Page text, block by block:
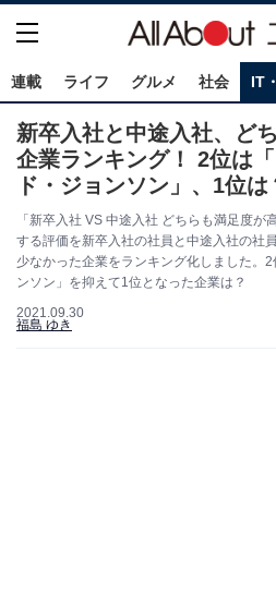
連載 ライフ グルメ 社会 IT
新卒入社と中途入社、ど
企業ランキング！ 2位は
ド・ジョンソン」、1位は
「新卒入社 VS 中途入社 どちらも満足度
する評価を新卒入社の社員と中途入社の社
少なかった企業をランキング化しました。
ンソン」を抑えて1位となった企業は？
2021.09.30
福島 ゆき